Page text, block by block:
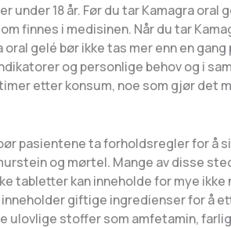
under 18 år. Før du tar Kamagra
finnes i medisinen. Når du tar
gelé bør ikke tas mer enn en gang
og personlige behov og i
etter konsum, noe som gjør
pasientene ta forholdsregler for å
og mørtel. Mange av disse
tabletter kan inneholde for mye
giftige ingredienser for å
ulovlige stoffer som amfetamin,